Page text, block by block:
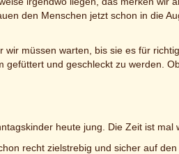
den Menschen jetzt schon in die
müssen warten, bis sie es für
und geschleckt zu werden.
heute jung. Die Zeit ist mal
recht zielstrebig und sicher auf